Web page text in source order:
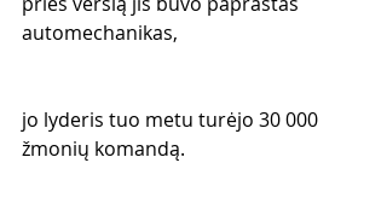
automechanikas,
jo lyderis tuo metu turėjo 30 000
žmonių komandą.